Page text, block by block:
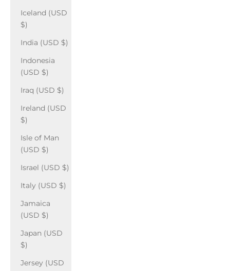
Iceland (USD
$)
India (USD $)
Indonesia
(USD $)
Iraq (USD $)
Ireland (USD
$)
Isle of Man
(USD $)
Israel (USD $)
Italy (USD $)
Jamaica
(USD $)
Japan (USD
$)
Jersey (USD